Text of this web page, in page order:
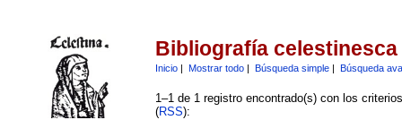
Bibliografía celestinesca
Inicio| Mostrar todo| Búsqueda simple| Búsqueda
1–1 de 1 registro encontrado(s) con los
(RSS):